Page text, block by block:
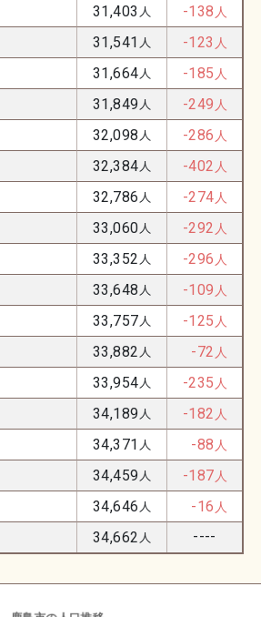
31,403人 -138 人
31,541 人 -123 人
31,664人 -185 人
31,849人 -249 人
32,098人 -286 人
32,384人 -402 人
32,786人 -274人
33,060人 -292 人
33,352人 -296 人
33,648人 -109 人
33,757人 -125 人
33,882人 -72 人
33,954人 -235 人
34,189人 -182 人
34,371 人 -88 人
34,459人 -187人
34,646人 -16 人
34,662人 ----